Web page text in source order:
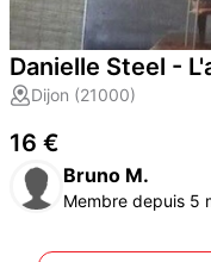
Danielle Steel -
Dijon (21000)
16 €
Bruno M.
Membre depuis 5